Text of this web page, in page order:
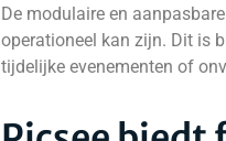
De modulaire en
operationeel kan zijn. Dit is
tijdelijke evenementen of